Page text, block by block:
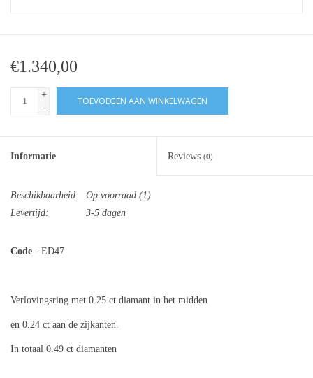
€1.340,00
+
-
TOEVOEGEN AAN WINKELWAGEN
Informatie Reviews (0)
Beschikbaarheid: Op voorraad (1)
Levertijd:
3-5 dagen
Code - ED47
Verlovingsring met 0.25 ct diamant in het midden
en 0.24 ct aan de zijkanten.
In totaal 0.49 ct diamanten